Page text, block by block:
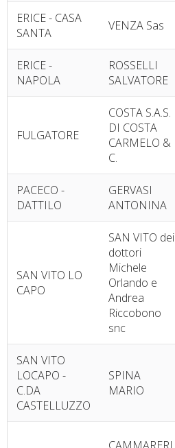
ERICE - CASA
SANTA
VENZA Sas
ERICE -
NAPOLA
ROSSELLI
SALVATORE
FULGATORE
COSTA S.A.S.
DI COSTA
CARMELO &
C.
PACECO -
DATTILO
GERVASI
ANTONINA
SAN VITO LO
CAPO
SAN VITO dei
dottori
Michele
Orlando e
Andrea
Riccobono
snc
SAN VITO
LOCAPO -
C.DA
CASTELLUZZO
SPINA
MARIO